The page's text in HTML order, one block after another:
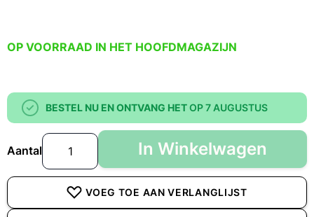
OP VOORRAAD IN HET HOOFDMAGAZIJN
BESTEL NU EN ONTVANG HETOP 7 AUGUSTUS
Aantal In Winkelwagen
VOEG TOE AAN VERLANGLIJST